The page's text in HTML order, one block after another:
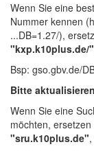
Wenn Sie eine
Nummer kennen
...DB=1.27/),
"kxp.k10plus.de/"
Bsp: gso.gbv.de/
Bitte
Wenn Sie eine
möchten,
"sru.k10plus.de",